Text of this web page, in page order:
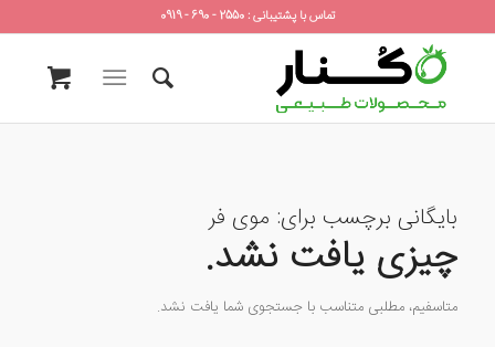
تماس با پشتیبانی : 2550 - 690 - 0919
بایگانی برچسب برای: موی فر
چیزی یافت نشد.
متاسفیم، مطلبی متناسب با جستجوی شما یافت نشد.